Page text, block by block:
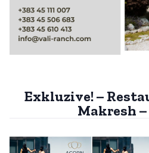
Exkluzive! –
Makresh